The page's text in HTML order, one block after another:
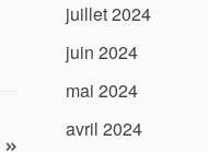
juillet 2024
juin 2024
mai 2024
avril 2024